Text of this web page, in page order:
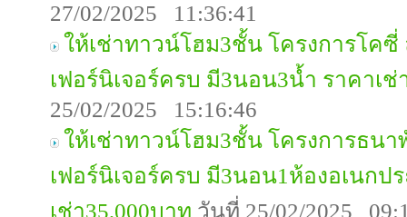
27/02/2025 11:36:41
ให้เช่าทาวน์โฮม3ชั้น โครงการโคซี่
เฟอร์นิเจอร์ครบ มี3นอน3น้ำ ราคาเช่
25/02/2025 15:16:46
ให้เช่าทาวน์โฮม3ชั้น โครงการธน
เฟอร์นิเจอร์ครบ มี3นอน1ห้องอเนกป
เช่า35,000บาท วันที่ 25/02/2025